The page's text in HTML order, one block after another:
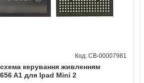
керування живленням
A1 для Ipad Mini 2
CB-00007981